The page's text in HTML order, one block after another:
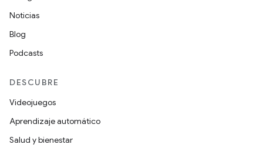
Noticias
Blog
Podcasts
DESCUBRE
Videojuegos
Aprendizaje automático
Salud y bienestar